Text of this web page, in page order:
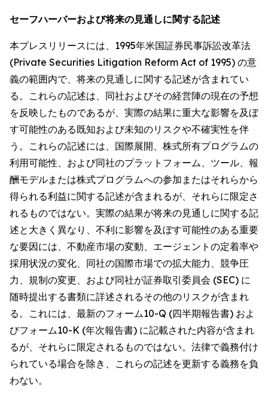
セーフハーバーおよび将来の見通しに関する記述
本プレスリリースには、1995年米国証券民事訴訟改革法
(Private Securities Litigation Reform Act of 1995) の意
義の範囲内で、将来の見通しに関する記述が含まれてい
る。これらの記述は、同社およびその経営陣の現在の予想
を反映したものであるが、実際の結果に重大な影響を及ぼ
す可能性のある既知および未知のリスクや不確実性を伴
う。これらの記述には、国際展開、株式所有プログラムの
利用可能性、および同社のプラットフォーム、ツール、報
酬モデルまたは株式プログラムへの参加またはそれらから
得られる利益に関する記述が含まれるが、それらに限定さ
れるものではない。実際の結果が将来の見通しに関する記
述と大きく異なり、不利に影響を及ぼす可能性のある重要
な要因には、不動産市場の変動、エージェントの定着率や
採用状況の変化、同社の国際市場での拡大能力、競争圧
力、規制の変更、および同社が証券取引委員会 (SEC) に
随時提出する書類に詳述されるその他のリスクが含まれ
る。これには、最新のフォーム10-Q (四半期報告書) およ
びフォーム10-K (年次報告書) に記載された内容が含まれ
るが、それらに限定されるものではない。法律で義務付け
られている場合を除き、これらの記述を更新する義務を負
わない。